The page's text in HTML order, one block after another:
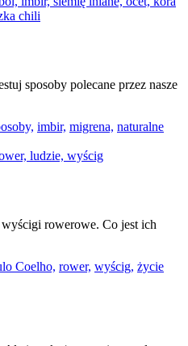
sposoby polecane przez nasze
imbir, migrena, naturalne
rowerowe. Co jest ich
Coelho, rower, wyścig, życie